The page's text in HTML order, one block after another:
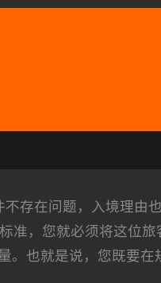
存在问题，入境理由
准，您就必须将这位旅
。也就是说，您既要在